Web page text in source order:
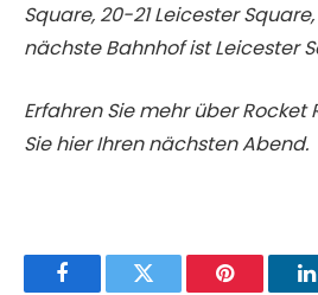
Square, 20-21 Leicester Square,
nächste Bahnhof ist Leicester
Erfahren Sie mehr über
Sie hier Ihren nächsten Abend.